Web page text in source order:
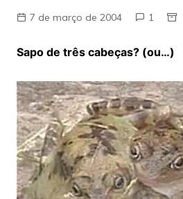
7 de março de 2004 1
Sapo de três cabeças? (ou…)